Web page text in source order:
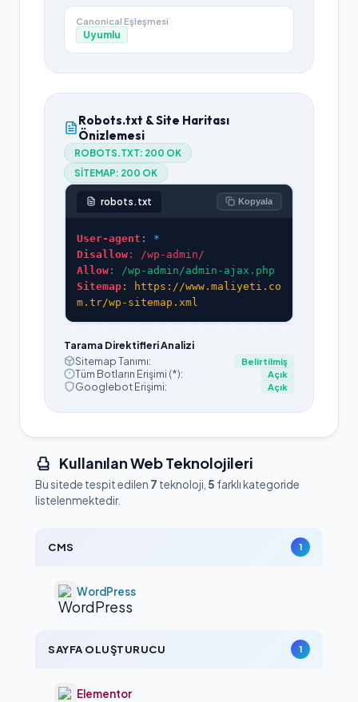
Canonical Eşleşmesi
Uyumlu
Robots.txt & Site Haritası
Önizlemesi
ROBOTS.TXT: 200 OK
SITEMAP: 200 OK
robots.txt Kopyala
User-agent : *
Disallow: /wp-admin/
Allow: /wp-admin/admin-ajax.php
Sitemap: https://www.maliyeti.co
m.tr/wp-sitemap.xml
Tarama Direktifleri Analizi
Sitemap Tanımı:
Belirtilmiş
Tüm Botların Erişimi (*): Açık
Googlebot Erişimi: Açık
Kullanılan Web Teknolojileri
Bu sitede tespit edilen 7 teknoloji, 5 farklı kategoride
listelenmektedir.
CMS 1
WordPress
SAYFA OLUŞTURUCU 1
Elementor